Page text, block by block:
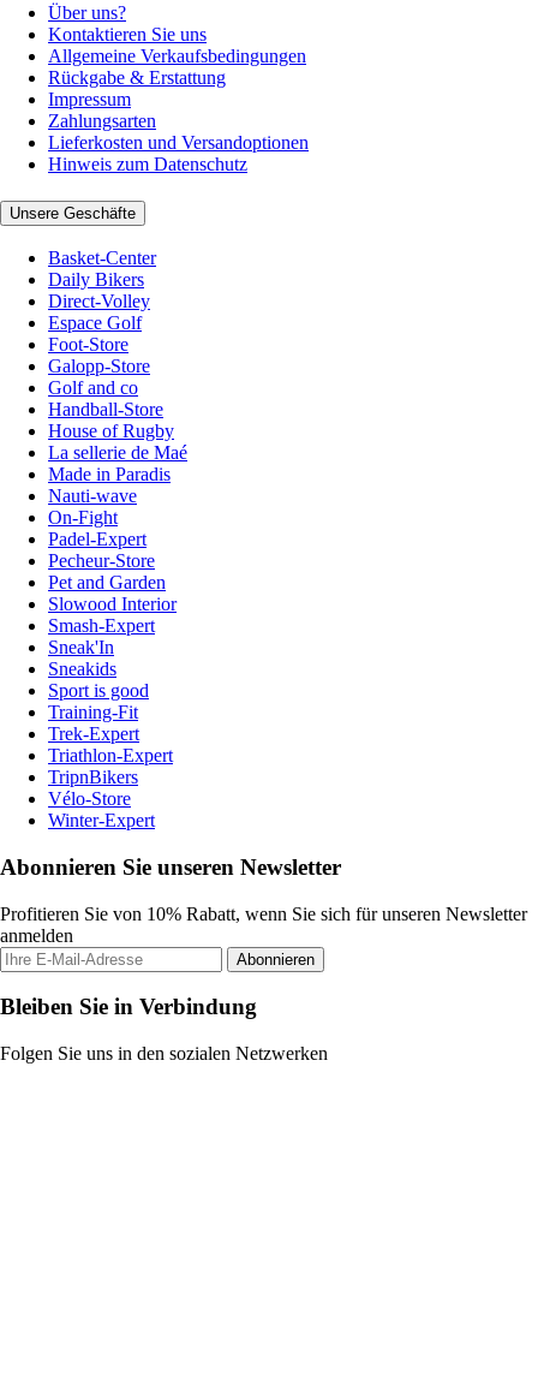
Über uns?
Kontaktieren Sie uns
Allgemeine Verkaufsbedingungen
Rückgabe & Erstattung
Impressum
Zahlungsarten
Lieferkosten und Versandoptionen
Hinweis zum Datenschutz
Unsere Geschäfte
Basket-Center
Daily Bikers
Direct-Volley
Espace Golf
Foot-Store
Galopp-Store
Golf and co
Handball-Store
House of Rugby
La sellerie de Maé
Made in Paradis
Nauti-wave
On-Fight
Padel-Expert
Pecheur-Store
Pet and Garden
Slowood Interior
Smash-Expert
Sneak'In
Sneakids
Sport is good
Training-Fit
Trek-Expert
Triathlon-Expert
TripnBikers
Vélo-Store
Winter-Expert
Abonnieren Sie unseren Newsletter
Profitieren Sie von 10% Rabatt, wenn Sie sich für unseren Newsletter
anmelden
Abonnieren
Bleiben Sie in Verbindung
Folgen Sie uns in den sozialen Netzwerken